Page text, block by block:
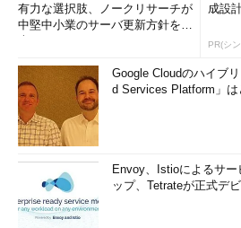
有力な選択肢、ノークリサーチが
中堅中小業のサーバ更新方針を調
成設
PR(シ
Google Cloudのハイブ
d Services Platform」
Envoy、Istioによるサ
ップ、Tetrateが正式デ